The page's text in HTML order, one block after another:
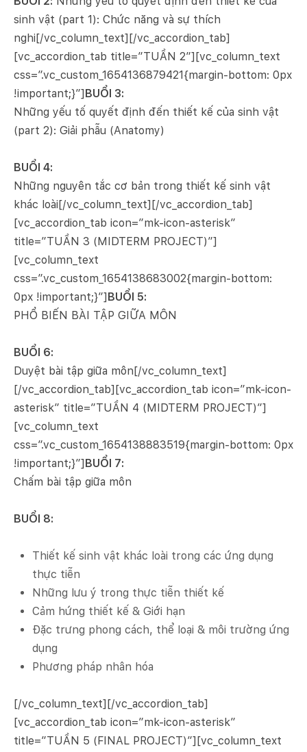
sinh vật (part 1): Chức năng và sự thích
nghi[/vc_column_text][/vc_accordion_tab]
[vc_accordion_tab title=”TUẦN 2″][vc_column_text
css=”.vc_custom_1654136879421{margin-bottom: 0px
!important;}”]BUỔI 3:
Những yếu tố quyết định đến thiết kế của sinh vật
(part 2): Giải phẫu (Anatomy)
BUỔI 4:
Những nguyên tắc cơ bản trong thiết kế sinh vật
khác loài[/vc_column_text][/vc_accordion_tab]
[vc_accordion_tab icon=”mk-icon-asterisk”
title=”TUẦN 3 (MIDTERM PROJECT)”]
[vc_column_text
css=”.vc_custom_1654138683002{margin-bottom:
0px !important;}”]BUỔI 5:
PHỔ BIẾN BÀI TẬP GIỮA MÔN
BUỔI 6:
Duyệt bài tập giữa môn[/vc_column_text]
[/vc_accordion_tab][vc_accordion_tab icon=”mk-icon-
asterisk” title=”TUẦN 4 (MIDTERM PROJECT)”]
[vc_column_text
css=”.vc_custom_1654138883519{margin-bottom: 0px
!important;}”]BUỔI 7:
Chấm bài tập giữa môn
BUỔI 8:
Thiết kế sinh vật khác loài trong các ứng dụng
thực tiễn
Những lưu ý trong thực tiễn thiết kế
Cảm hứng thiết kế & Giới hạn
Đặc trưng phong cách, thể loại & môi trường ứng
dụng
Phương pháp nhân hóa
[/vc_column_text][/vc_accordion_tab]
[vc_accordion_tab icon=”mk-icon-asterisk”
title=”TUẦN 5 (FINAL PROJECT)”][vc_column_text